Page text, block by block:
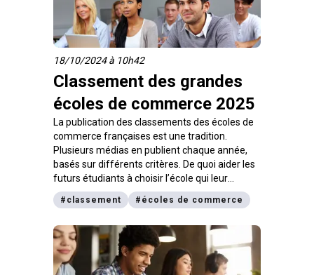
18/10/2024 à 10h42
Classement des grandes
écoles de commerce 2025
La publication des classements des écoles de
commerce françaises est une tradition.
Plusieurs médias en publient chaque année,
basés sur différents critères. De quoi aider les
futurs étudiants à choisir l’école qui leur
correspond. Voici les cinq classements de
référence.
# classement # écoles de commerce